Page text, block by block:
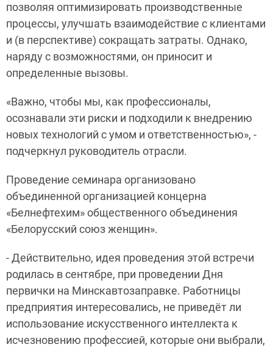
позволяя оптимизировать производственные
процессы, улучшать взаимодействие с клиентами
и (в перспективе) сокращать затраты. Однако,
наряду с возможностями, он приносит и
определенные вызовы.
«Важно, чтобы мы, как профессионалы,
осознавали эти риски и подходили к внедрению
новых технологий с умом и ответственностью», -
подчеркнул руководитель отрасли.
Проведение семинара организовано
объединенной организацией концерна
«Белнефтехим» общественного объединения
«Белорусский союз женщин».
- Действительно, идея проведения этой встречи
родилась в сентябре, при проведении Дня
первички на Минскавтозаправке. Работницы
предприятия интересовались, не приведёт ли
использование искусственного интеллекта к
исчезновению профессией, которые они выбрали,